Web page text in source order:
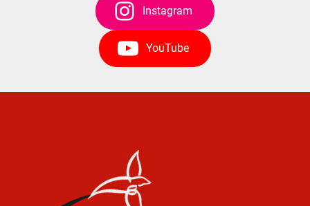
Instagram
YouTube